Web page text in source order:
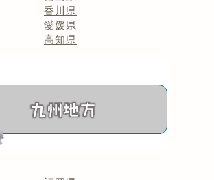
香川県
愛媛県
高知県